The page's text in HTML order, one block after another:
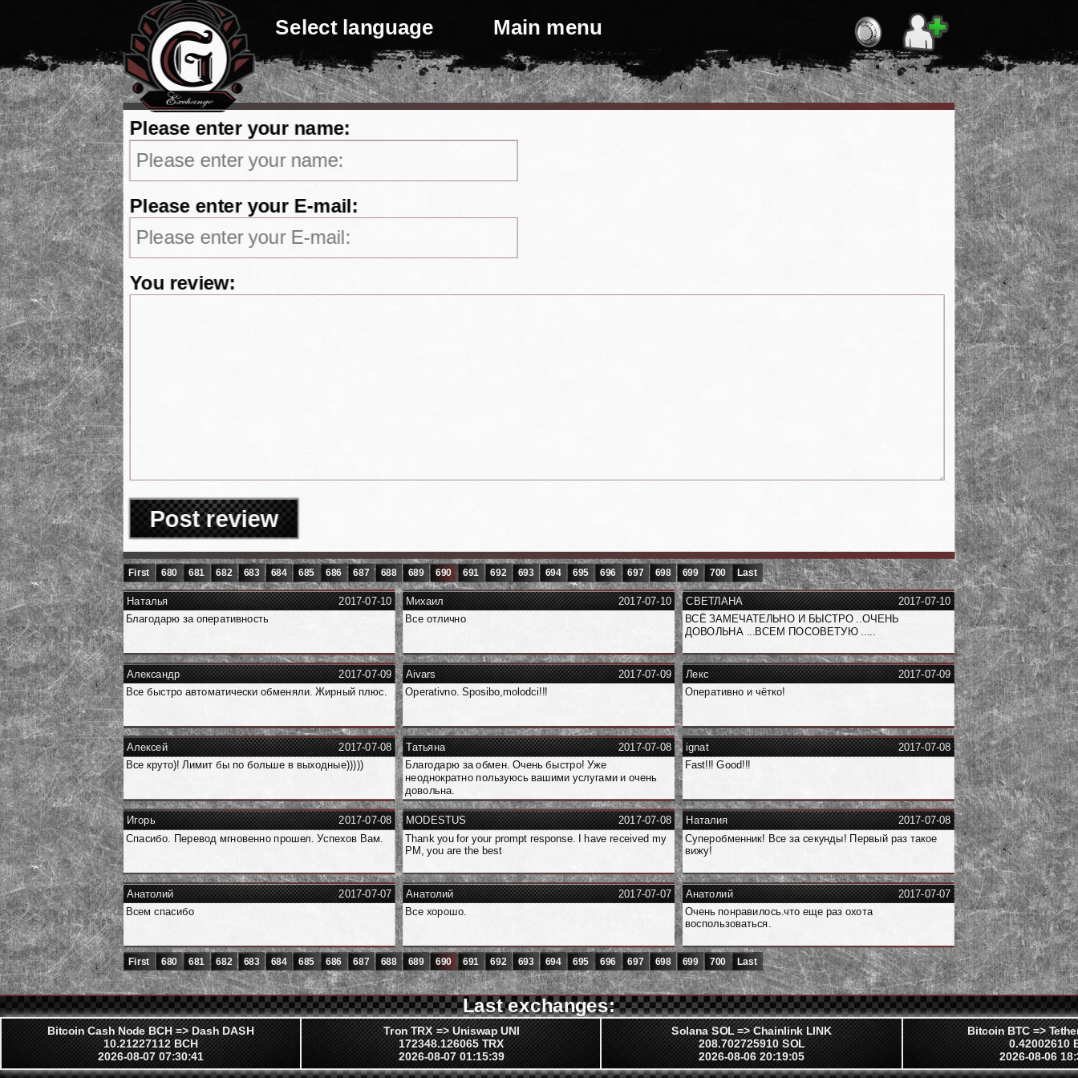
Select language Main menu
Please enter your name:
Please enter your E-mail:
You review:
Post review
First 680 681 682 683 684 685 686 687 688 689 690 691 692 693 694 695 696 697 698 699 700 Last
2017-07-10
Наталья
Благодарю за оперативность
2017-07-10
Михаил
Все отлично
2017-07-10
СВЕТЛАНА
ВСЁ ЗАМЕЧАТЕЛЬНО И БЫСТРО ..ОЧЕНЬ
ДОВОЛЬНА ...ВСЕМ ПОСОВЕТУЮ .....
2017-07-09
Александр
Все быстро автоматически обменяли. Жирный плюс.
2017-07-09
Aivars
Operativno. Sposibo,molodci!!!
2017-07-09
Лекс
Оперативно и чётко!
2017-07-08
Алексей
Все круто)! Лимит бы по больше в выходные)))))
2017-07-08
Татьяна
Благодарю за обмен. Очень быстро! Уже
неоднократно пользуюсь вашими услугами и очень
довольна.
2017-07-08
ignat
Fast!!! Good!!!
2017-07-08
Игорь
Спасибо. Перевод мгновенно прошел. Успехов Вам.
2017-07-08
MODESTUS
Thank you for your prompt response. I have received my
PM, you are the best
2017-07-08
Наталия
Суперобменник! Все за секунды! Первый раз такое
вижу!
2017-07-07
Анатолий
Всем спасибо
2017-07-07
Анатолий
Все хорошо.
2017-07-07
Анатолий
Очень понравилось.что еще раз охота
воспользоваться.
First 680 681 682 683 684 685 686 687 688 689 690 691 692 693 694 695 696 697 698 699 700 Last
Last exchanges:
Bitcoin Cash Node BCH => Dash DASH
10.21227112 BCH
2026-08-07 07:30:41
Tron TRX => Uniswap UNI
172348.126065 TRX
2026-08-07 01:15:39
Solana SOL => Chainlink LINK
208.702725910 SOL
2026-08-06 20:19:05
Bitcoin BTC =>
0.42002610
2026-08-06